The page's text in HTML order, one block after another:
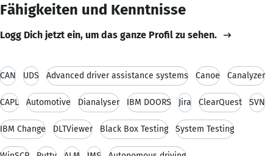
Fähigkeiten und Kenntnisse
Logg Dich jetzt ein, um das ganze Profil zu sehen.
CAN UDS Advanced driver assistance systems Canoe Canalyzer
CAPL Automotive Dianalyser IBM DOORS Jira ClearQuest SVN
IBM Change DLTViewer Black Box Testing System Testing